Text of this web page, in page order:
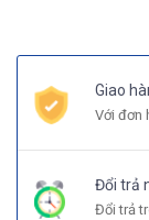
Giao
Với đơn
Đổi trả
Đổi trả